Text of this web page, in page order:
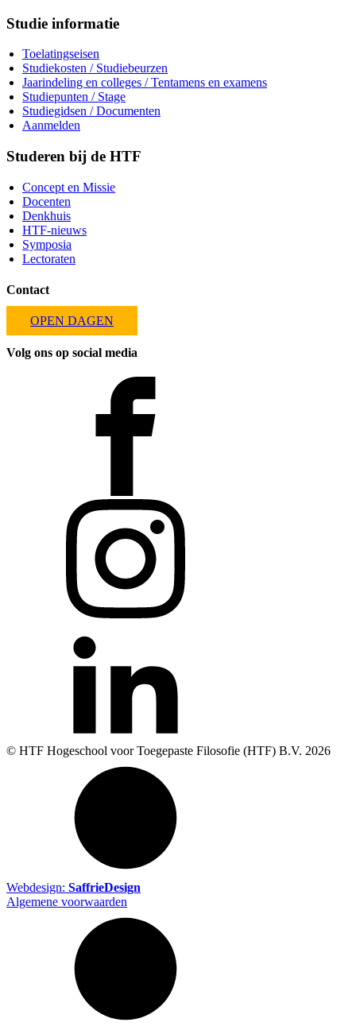
Studie informatie
Toelatingseisen
Studiekosten / Studiebeurzen
Jaarindeling en colleges / Tentamens en examens
Studiepunten / Stage
Studiegidsen / Documenten
Aanmelden
Studeren bij de HTF
Concept en Missie
Docenten
Denkhuis
HTF-nieuws
Symposia
Lectoraten
Contact
OPEN DAGEN
Volg ons op social media
© HTF Hogeschool voor Toegepaste Filosofie (HTF) B.V. 2026
Webdesign: SaffrieDesign
Algemene voorwaarden